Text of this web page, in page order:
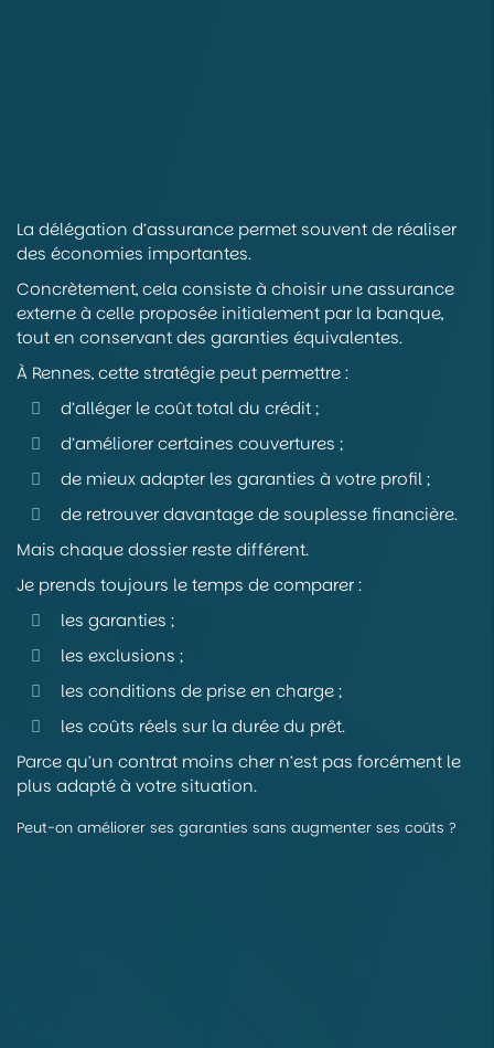
La délégation d’assurance permet souvent de réaliser
des économies importantes.
Concrètement, cela consiste à choisir une assurance
externe à celle proposée initialement par la banque,
tout en conservant des garanties équivalentes.
À Rennes, cette stratégie peut permettre :
d’alléger le coût total du crédit ;
d’améliorer certaines couvertures ;
de mieux adapter les garanties à votre profil ;
de retrouver davantage de souplesse financière.
Mais chaque dossier reste différent.
Je prends toujours le temps de comparer :
les garanties ;
les exclusions ;
les conditions de prise en charge ;
les coûts réels sur la durée du prêt.
Parce qu’un contrat moins cher n’est pas forcément le
plus adapté à votre situation.
Peut-on améliorer ses garanties sans augmenter ses coûts ?